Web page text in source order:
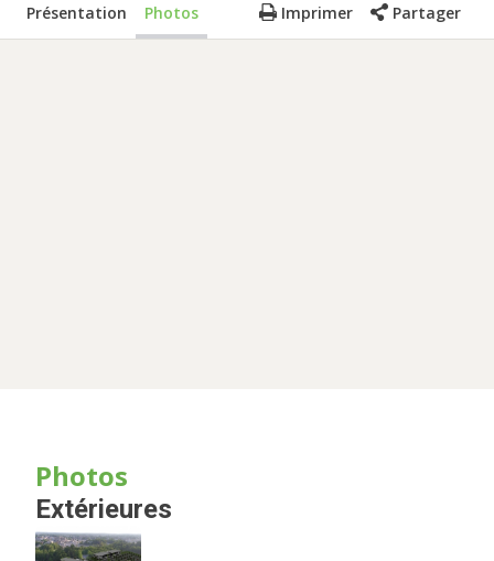
Présentation Photos Imprimer Partager
Photos
Extérieures